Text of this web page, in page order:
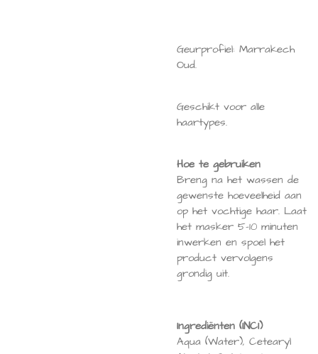
Geurprofiel: Marrakech
Oud.
Geschikt voor alle
haartypes.
Hoe te gebruiken
Breng na het wassen de
gewenste hoeveelheid aan
op het vochtige haar. Laat
het masker 5-10 minuten
inwerken en spoel het
product vervolgens
grondig uit.
Ingrediënten (INCI)
Aqua (Water), Cetearyl